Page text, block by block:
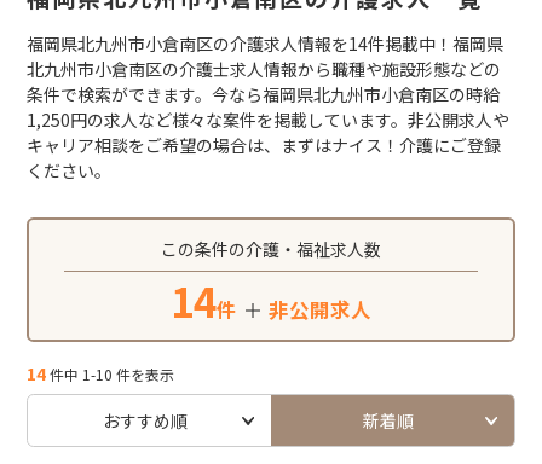
福岡県北九州市小倉南区の介護求人情報を14件掲載中！福岡県
北九州市小倉南区の介護士求人情報から職種や施設形態などの
条件で検索ができます。今なら福岡県北九州市小倉南区の時給
1,250円の求人など様々な案件を掲載しています。非公開求人や
キャリア相談をご希望の場合は、まずはナイス！介護にご登録
ください。
この条件の介護・福祉求人数
14件 ＋ 非公開求人
14件中 1-10 件を表示
おすすめ順 新着順